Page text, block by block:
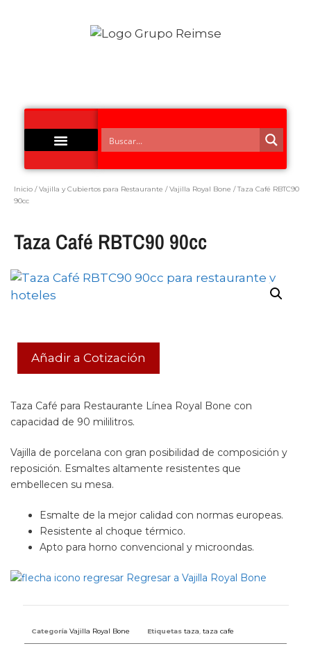
Inicio /Vajilla y Cubiertos para Restaurante /Vajilla Royal Bone / Taza Café RBTC90
90cc
Taza Café RBTC90 90cc
Añadir a Cotización
Taza Café para Restaurante Línea Royal Bone con
capacidad de 90 mililitros.
Vajilla de porcelana con gran posibilidad de composición y
reposición. Esmaltes altamente resistentes que
embellecen su mesa.
Esmalte de la mejor calidad con normas europeas.
Resistente al choque térmico.
Apto para horno convencional y microondas.
Regresar a Vajilla Royal Bone
Categoría Vajilla Royal Bone Etiquetas taza taza cafe